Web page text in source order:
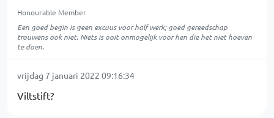
Honourable Member
Een goed begin is geen excuus voor half werk; goed gereedschap
trouwens ook niet. Niets is ooit onmogelijk voor hen die het niet hoeven
te doen.
vrijdag 7 januari 2022 09:16:34
Viltstift?